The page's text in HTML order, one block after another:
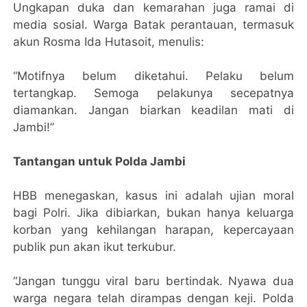
Ungkapan duka dan kemarahan juga ramai di
media sosial. Warga Batak perantauan, termasuk
akun Rosma Ida Hutasoit, menulis:
“Motifnya belum diketahui. Pelaku belum
tertangkap. Semoga pelakunya secepatnya
diamankan. Jangan biarkan keadilan mati di
Jambi!”
Tantangan untuk Polda Jambi
HBB menegaskan, kasus ini adalah ujian moral
bagi Polri. Jika dibiarkan, bukan hanya keluarga
korban yang kehilangan harapan, kepercayaan
publik pun akan ikut terkubur.
“Jangan tunggu viral baru bertindak. Nyawa dua
warga negara telah dirampas dengan keji. Polda